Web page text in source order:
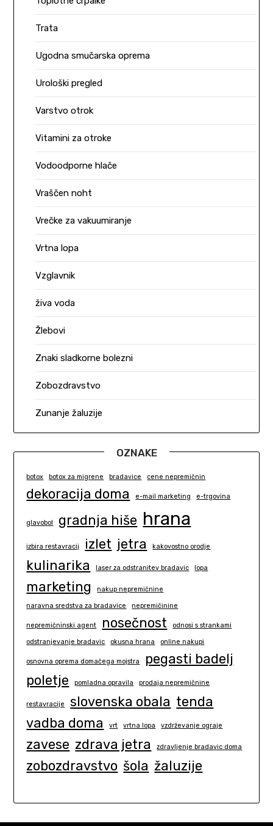
Trata
Ugodna smučarska oprema
Urološki pregled
Varstvo otrok
Vitamini za otroke
Vodoodporne hlače
Vraščen noht
Vrečke za vakuumiranje
Vrtna lopa
Vzglavnik
živa voda
Žlebovi
Znaki sladkorne bolezni
Zobozdravstvo
Zunanje žaluzije
OZNAKE
botox botox za migrene bradavice cene nepremičnin
dekoracija doma e-mail marketing e-trgovina
glavobol gradnja hiše hrana
izbira restavracij izlet jetra kakovostno orodje
kulinarika laser za odstranitev bradavic lopa
marketing nakup nepremičnine
naravna sredstva za bradavice nepremičinine
nepremičninski agent nosečnost odnosi s strankami
odstranjevanje bradavic okusna hrana online nakupi
osnovna oprema domačega mojstra
pegasti badelj
poletje
pomladna opravila prodaja nepremičnine
restavracije slovenska obala tenda
vadba doma
vrt vrtna lopa vzdrževanje ograje
zavese zdrava jetra zdravljenje bradavic doma
zobozdravstvo šola žaluzije